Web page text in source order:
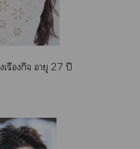
รืองกิจ อายุ 27 ปี